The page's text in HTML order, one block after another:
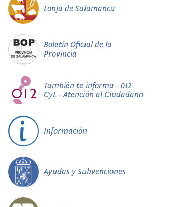
Lonja de Salamanca
Boletín Oficial de la
Provincia
También te informa - 012
CyL - Atención al Ciudadano
Información
Ayudas y Subvenciones